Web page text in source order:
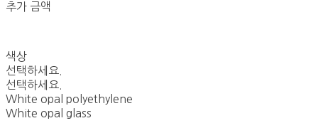
추가 금액
색상
선택하세요.
선택하세요.
White opal polyethylene
White opal glass